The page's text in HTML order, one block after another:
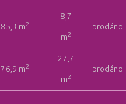
85,3 m2
8,7
m2
prodáno
76,9 m2
27,7
m2
prodáno